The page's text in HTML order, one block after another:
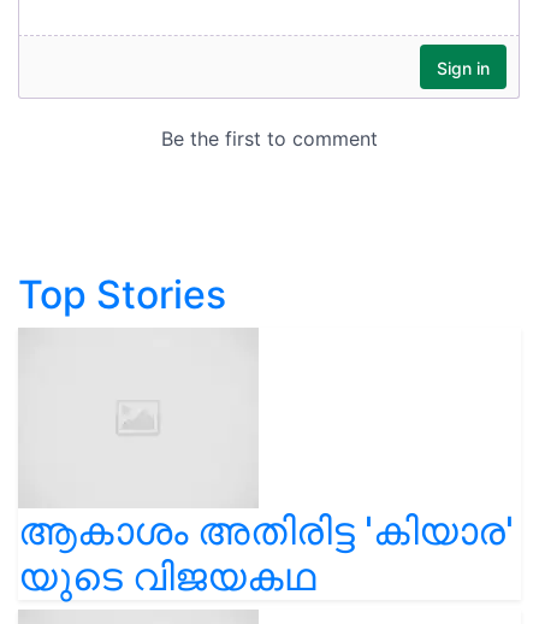
Top Stories
ആകാശം അതിരിട്ട 'കിയാര'
യുടെ വിജയകഥ